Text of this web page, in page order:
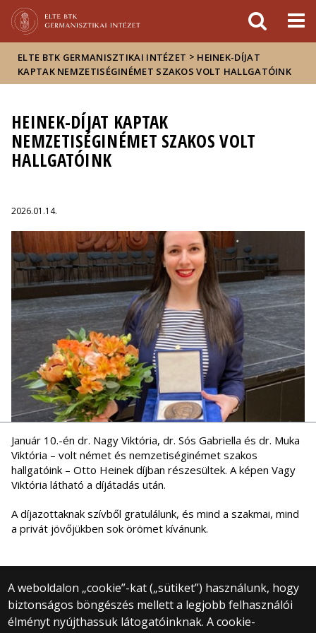
sajtóban
ELTE BTK GERMANISZTIKAI INTÉZET > HEINEK-DÍJAT
KAPTAK NEMZETISÉGINÉMET SZAKOS VOLT HALLGATÓINK
HEINEK-DÍJAT KAPTAK
NEMZETISÉGINÉMET SZAKOS VOLT
HALLGATÓINK
2026.01.14.
Január 10.-én dr. Nagy Viktória, dr. Sós Gabriella és dr. Muka
Viktória – volt német és nemzetiséginémet szakos
hallgatóink – Otto Heinek díjban részesültek. A képen Vagy
Viktória látható a díjátadás után.
A díjazottaknak szívből gratulálunk, és mind a szakmai, mind
a privát jövőjükben sok örömet kívánunk.
A weboldalon „cookie”-kat („sütiket”) használunk, hogy
biztonságos böngészés mellett a legjobb felhasználói
élményt nyújthassuk látogatóinknak. A cookie-
© 2025 Eötvös Loránd Tudományegyetem
Minden jog fenntartva.